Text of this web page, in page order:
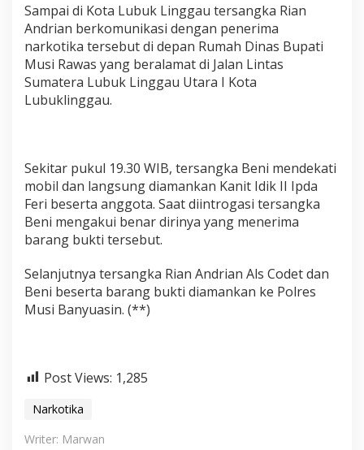
Sampai di Kota Lubuk Linggau tersangka Rian
Andrian berkomunikasi dengan penerima
narkotika tersebut di depan Rumah Dinas Bupati
Musi Rawas yang beralamat di Jalan Lintas
Sumatera Lubuk Linggau Utara I Kota
Lubuklinggau.
Sekitar pukul 19.30 WIB, tersangka Beni mendekati
mobil dan langsung diamankan Kanit Idik II Ipda
Feri beserta anggota. Saat diintrogasi tersangka
Beni mengakui benar dirinya yang menerima
barang bukti tersebut.
Selanjutnya tersangka Rian Andrian Als Codet dan
Beni beserta barang bukti diamankan ke Polres
Musi Banyuasin. (**)
Post Views: 1,285
Narkotika
Writer: Marwan